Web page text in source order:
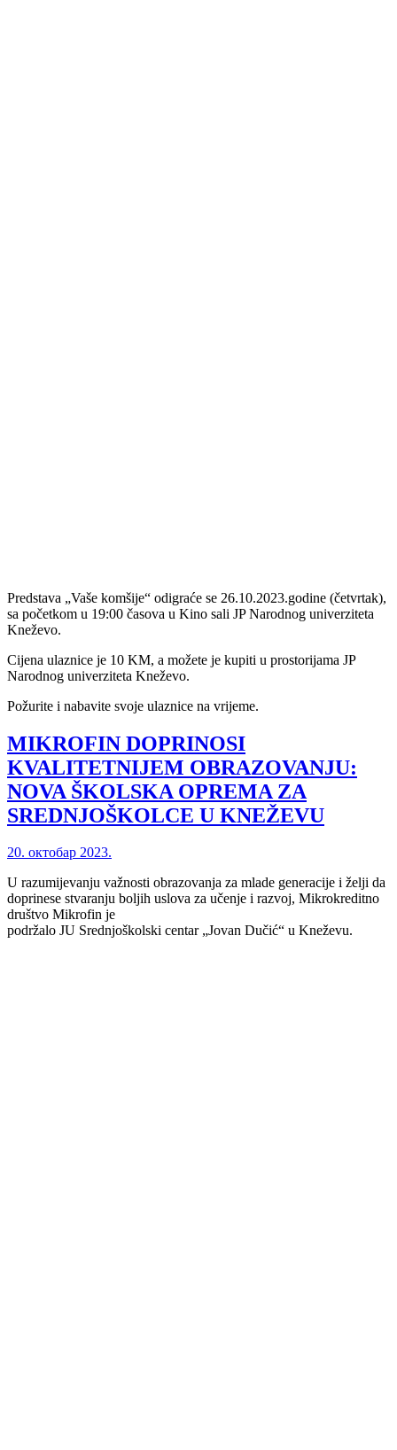
Predstava „Vaše komšije“ odigraće se 26.10.2023.godine (četvrtak),
sa početkom u 19:00 časova u Kino sali JP Narodnog univerziteta
Kneževo.
Cijena ulaznice je 10 KM, a možete je kupiti u prostorijama JP
Narodnog univerziteta Kneževo.
Požurite i nabavite svoje ulaznice na vrijeme.
MIKROFIN DOPRINOSI
KVALITETNIJEM OBRAZOVANJU:
NOVA ŠKOLSKA OPREMA ZA
SREDNJOŠKOLCE U KNEŽEVU
20. октобар 2023.
U razumijevanju važnosti obrazovanja za mlade generacije i želji da
doprinese stvaranju boljih uslova za učenje i razvoj, Mikrokreditno
društvo Mikrofin je
podržalo JU Srednjoškolski centar „Jovan Dučić“ u Kneževu.